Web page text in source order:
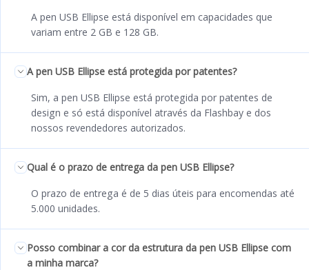
A pen USB Ellipse está disponível em capacidades que
variam entre 2 GB e 128 GB.
A pen USB Ellipse está protegida por patentes?
Sim, a pen USB Ellipse está protegida por patentes de
design e só está disponível através da Flashbay e dos
nossos revendedores autorizados.
Qual é o prazo de entrega da pen USB Ellipse?
O prazo de entrega é de 5 dias úteis para encomendas até
5.000 unidades.
Posso combinar a cor da estrutura da pen USB Ellipse com
a minha marca?